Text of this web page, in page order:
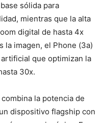
sólida para
mientras que la alta
digital de hasta 4x
la imagen, el Phone (3a)
que optimizan la
30x.
la potencia de
dispositivo flagship con